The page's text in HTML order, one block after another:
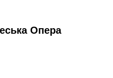
Опера